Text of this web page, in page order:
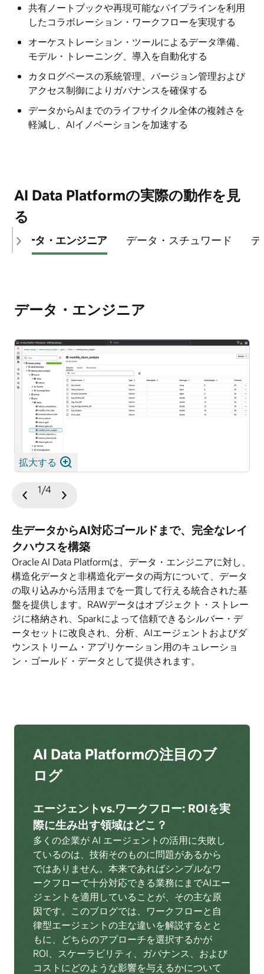
共有ノートブックや再現可能なパイプラインを利用
したコラボレーション・ワークフローを実現する
オーケストレーション・ツールによるデータ準備、
モデル・トレーニング、導入を自動化する
カタログベースの系統管理、バージョン管理および
アクセス制御によりガバナンスを確保する​​
データからAIまでのライフサイクル全体の複雑さを
軽減し、AIイノベーションを加速する
AI Data Platformの実際の動作を見
る
データ・エンジニア データ・スチュワード
データ・エンジニア
拡大する
生データからAI対応ゴールドまで、完全なレイ
クハウスを構築
Oracle AI Data Platformは、データ・エンジニアに対し、
構造化データと非構造化データの両方について、データ
の取り込みから活用までを一貫して行える統合された基
盤を提供します。RAWデータはオブジェクト・ストレー
ジに格納され、Sparkによって信頼できるシルバー・デ
ータセットに改良され、分析、AIエージェントおよびダ
ウンストリーム・アプリケーション用のキュレーショ
ン・ゴールド・データとして提供されます。
前
ス
イ
ド
1/4
ス
ラ
イ
ド
AI Data Platformの注目のブ
ログ
エージェントvs.ワークフロー: ROIを実
際に生み出す領域はどこ？
多くの企業が AI エージェントの活用に失敗し
ているのは、技術そのものに問題があるから
ではありません。本来であればシンプルなワ
ークフローで十分対応できる業務にまでAIエー
ジェントを適用していることが、その主な原
因です。このブログでは、ワークフローと自
律型エージェントの主な違いを解説するとと
もに、どちらのアプローチを選択するかが
ROI、スケーラビリティ、ガバナンス、および
コストにどのような影響を与えるかについて